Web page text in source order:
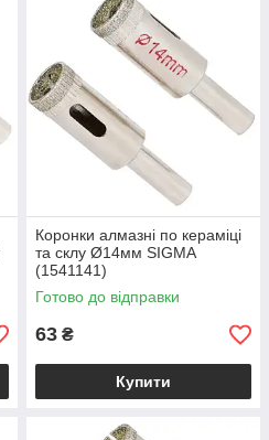
Коронки алмазні по кераміці
та склу Ø14мм SIGMA
(1541141)
Готово до відправки
63 ₴
Купити